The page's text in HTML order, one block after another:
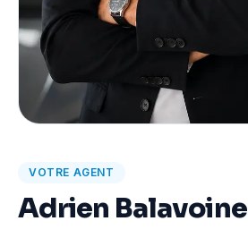
VOTRE AGENT
Adrien Balavoine